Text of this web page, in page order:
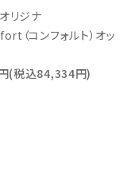
リジナ
（コンフォルト）オッ
(税込84,334円)